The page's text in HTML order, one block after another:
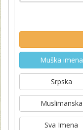
Muška imena
Srpska
Muslimanska
Sva Imena